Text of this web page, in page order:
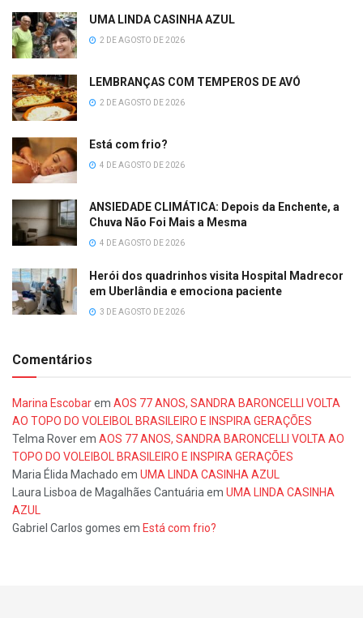
UMA LINDA CASINHA AZUL
2 DE AGOSTO DE 2026
LEMBRANÇAS COM TEMPEROS DE AVÓ
2 DE AGOSTO DE 2026
Está com frio?
4 DE AGOSTO DE 2026
ANSIEDADE CLIMÁTICA: Depois da Enchente, a
Chuva Não Foi Mais a Mesma
4 DE AGOSTO DE 2026
Herói dos quadrinhos visita Hospital Madrecor
em Uberlândia e emociona paciente
3 DE AGOSTO DE 2026
Comentários
Marina Escobarem AOS 77 ANOS, SANDRA BARONCELLI VOLTA
AO TOPO DO VOLEIBOL BRASILEIRO E INSPIRA GERAÇÕES
Telma Roverem AOS 77 ANOS, SANDRA BARONCELLI VOLTA AO
TOPO DO VOLEIBOL BRASILEIRO E INSPIRA GERAÇÕES
Maria Élida Machado em UMA LINDA CASINHA AZUL
Laura Lisboa de Magalhães Cantuária em UMA LINDA CASINHA
AZUL
Gabriel Carlos gomes em Está com frio?